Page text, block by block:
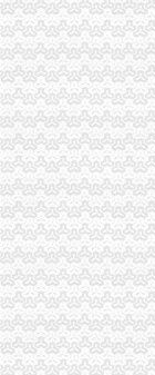
海关报关登记证书
南通海关提醒进出口
报关企业如何办理海
工商动态
巫溪县全面完成
市重庆海关在哪里局
酉局通过“四大机制”
云诞生家村镇银行
江北区微型企业第
垫江县加微企补助资
巫溪局从“五方面”
巴南区工商分局海
2011年清明节期间
江津区召开微型企业
执法局海关报关登记
2010年全市海关报